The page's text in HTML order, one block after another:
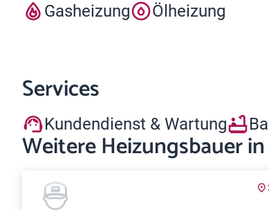
Gasheizung Ölheizung
Services
Kundendienst & Wartung
Weitere Heizungsbauer